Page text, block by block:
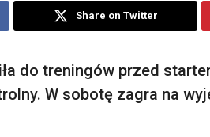
Share on Twitter
do treningów przed
W sobotę zagra na